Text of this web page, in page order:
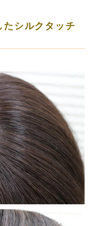
シルクタッチ